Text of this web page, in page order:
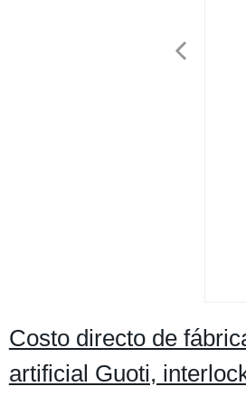
Costo directo de
artificial Guoti,